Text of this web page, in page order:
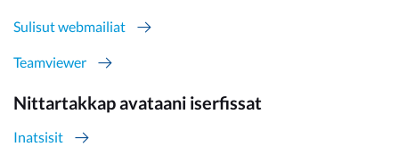
Sulisut webmailiat
Teamviewer
Nittartakkap avataani iserfissat
Inatsisit